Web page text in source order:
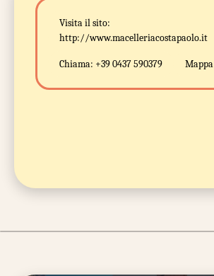
Visita il sito:
http://www.macelleriacostapaolo.it
Chiama: +39 0437 590379 Mappa